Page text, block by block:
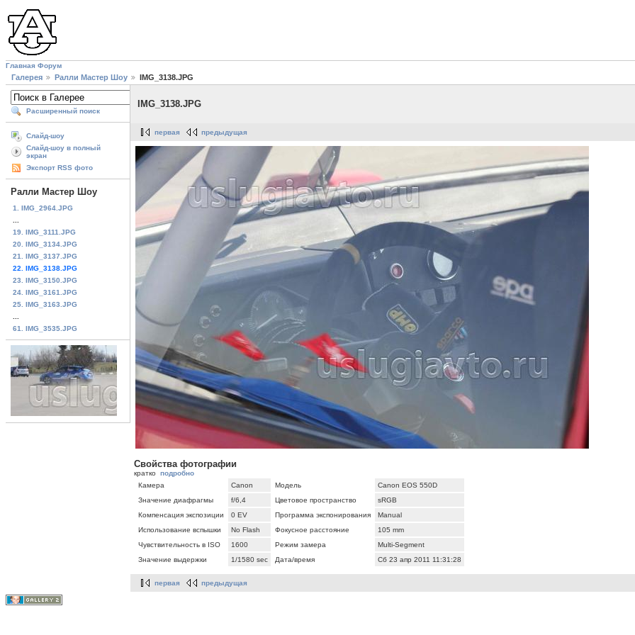
Главная Форум
Галерея Ралли Мастер Шоу IMG_3138.JPG
Расширенный поиск
Слайд-шоу
Слайд-шоу в полный
экран
Экспорт RSS фото
Ралли Мастер Шоу
1. IMG_2964.JPG
19. IMG_3111.JPG
20. IMG_3134.JPG
21. IMG_3137.JPG
22. IMG_3138.JPG
23. IMG_3150.JPG
24. IMG_3161.JPG
25. IMG_3163.JPG
61. IMG_3535.JPG
IMG_3138.JPG
первая предыдущая
Свойства фотографии
кратко подробно
Камера
Canon Модель
Canon EOS 550D
Значение диафрагмы
f/6,4 Цветовое пространство
sRGB
Компенсация экспозиции
0 EV Программа экспонирования
Manual
Использование вспышки
No Flash Фокусное расстояние
105 mm
Чувствительность в ISO
1600 Режим замера
Multi-Segment
Значение выдержки
1/1580 sec Дата/время Сб 23 апр 2011 11:31:28
первая предыдущая